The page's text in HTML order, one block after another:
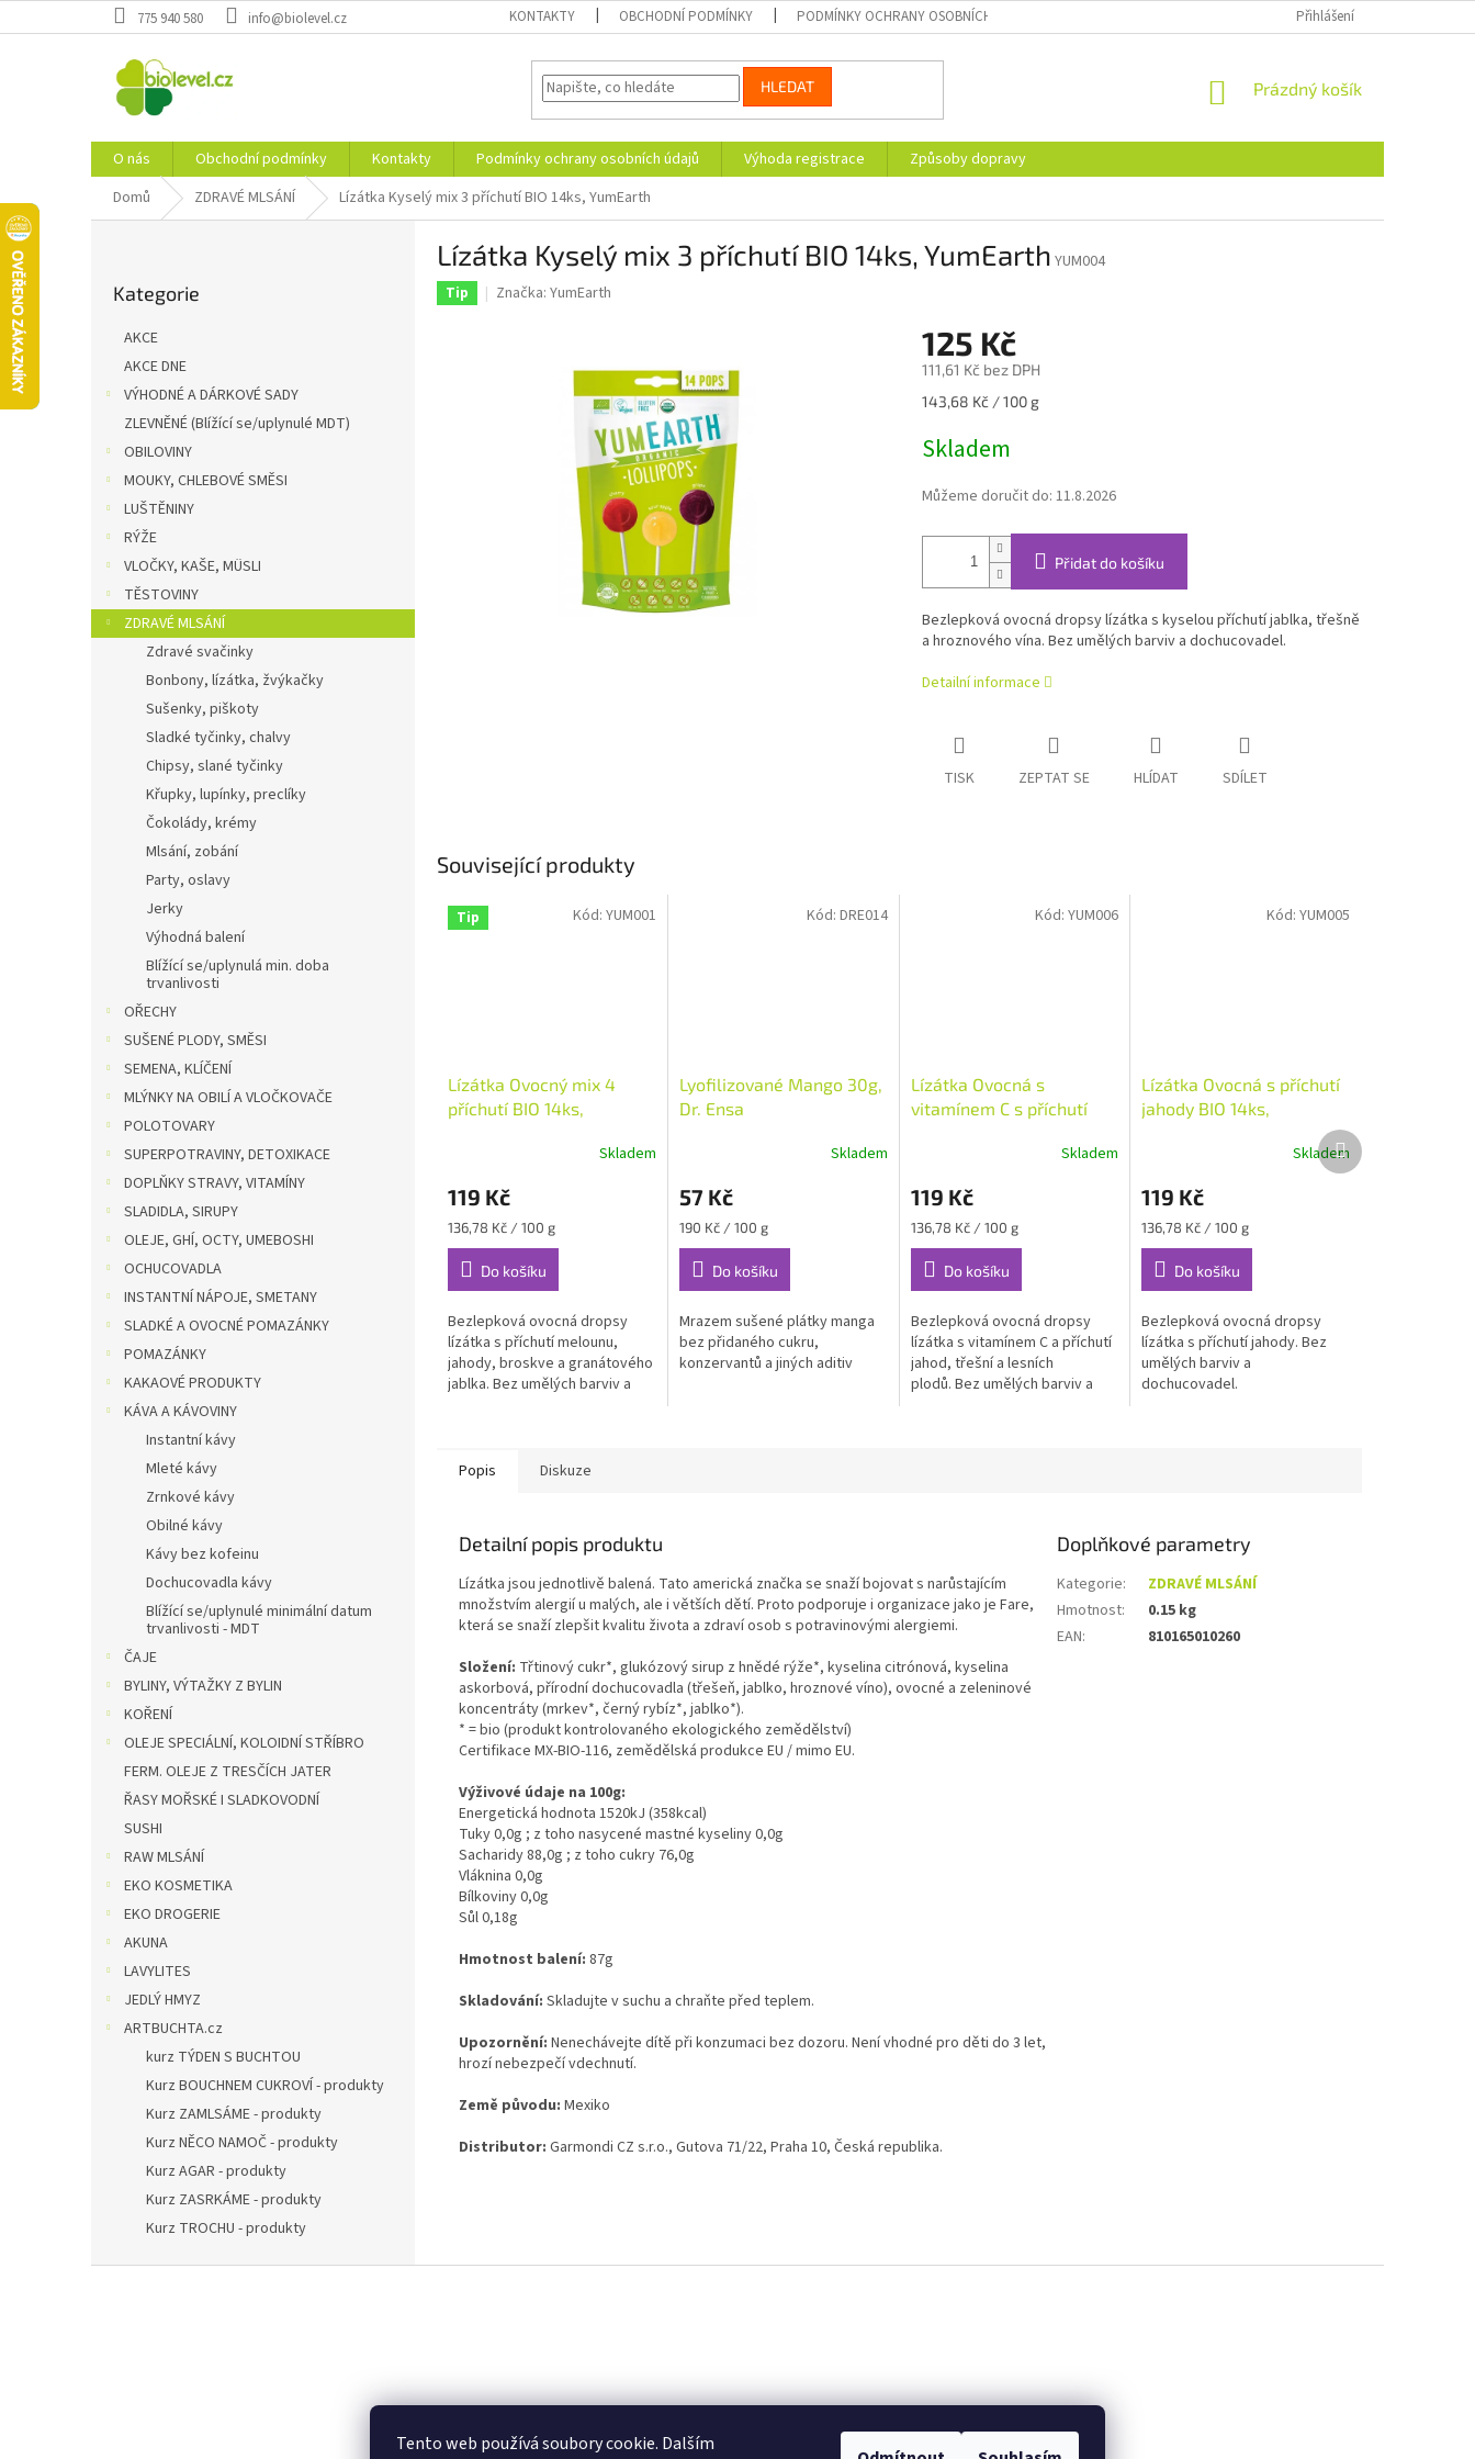
Tento web používá soubory cookie. Dalším
na
775 940 580 info@biolevel.cz KONTAKTY OBCHODNÍ PODMÍNKY PODMÍNKY OCHRANY OSOBNÍCH ÚDAJŮ Přihlášení
HLEDAT
NÁKUPNÍ
Prázdný košík
O nás Obchodní podmínky Kontakty Podmínky ochrany osobních údajů Výhoda registrace
Způsoby dopravy
Domů
ZDRAVÉ MLSÁNÍ Lízátka Kyselý mix 3 příchutí BIO 14ks, YumEarth
kategorie
Kategorie
AKCE
AKCE DNE
VÝHODNÉ A DÁRKOVÉ SADY
ZLEVNĚNÉ (Blížící se/uplynulé MDT)
OBILOVINY
MOUKY, CHLEBOVÉ SMĚSI
LUŠTĚNINY
RÝŽE
VLOČKY, KAŠE, MÜSLI
TĚSTOVINY
ZDRAVÉ MLSÁNÍ
Zdravé svačinky
Bonbony, lízátka, žvýkačky
Sušenky, piškoty
Sladké tyčinky, chalvy
Chipsy, slané tyčinky
Křupky, lupínky, preclíky
Čokolády, krémy
Mlsání, zobání
Party, oslavy
Jerky
Výhodná balení
Blížící se/uplynulá min. doba
trvanlivosti
OŘECHY
SUŠENÉ PLODY, SMĚSI
SEMENA, KLÍČENÍ
MLÝNKY NA OBILÍ A VLOČKOVAČE
POLOTOVARY
SUPERPOTRAVINY, DETOXIKACE
DOPLŇKY STRAVY, VITAMÍNY
SLADIDLA, SIRUPY
OLEJE, GHÍ, OCTY, UMEBOSHI
OCHUCOVADLA
INSTANTNÍ NÁPOJE, SMETANY
SLADKÉ A OVOCNÉ POMAZÁNKY
POMAZÁNKY
KAKAOVÉ PRODUKTY
KÁVA A KÁVOVINY
Instantní kávy
Mleté kávy
Zrnkové kávy
Obilné kávy
Kávy bez kofeinu
Dochucovadla kávy
Blížící se/uplynulé minimální datum
trvanlivosti - MDT
ČAJE
BYLINY, VÝTAŽKY Z BYLIN
KOŘENÍ
OLEJE SPECIÁLNÍ, KOLOIDNÍ STŘÍBRO
FERM. OLEJE Z TRESČÍCH JATER
ŘASY MOŘSKÉ I SLADKOVODNÍ
SUSHI
RAW MLSÁNÍ
EKO KOSMETIKA
EKO DROGERIE
AKUNA
LAVYLITES
JEDLÝ HMYZ
ARTBUCHTA.cz
kurz TÝDEN S BUCHTOU
Kurz BOUCHNEM CUKROVÍ - produkty
Kurz ZAMLSÁME - produkty
Kurz NĚCO NAMOČ - produkty
Kurz AGAR - produkty
Kurz ZASRKÁME - produkty
Kurz TROCHU - produkty
Lízátka Kyselý mix 3 příchutí BIO 14ks, YumEarth YUM004
Tip Značka: YumEarth
125 Kč
111,61 Kč bez DPH
Měrná
143,68 Kč / 100 g
Skladem
Můžeme doručit do: 11.8.2026
Přidat do košíku
Bezlepková ovocná dropsy lízátka s kyselou příchutí jablka, třešně
a hroznového vína. Bez umělých barviv a dochucovadel.
Detailní informace
TISK ZEPTAT SE HLÍDAT SDÍLET
Související produkty
Tip
Lízátka Ovocný mix 4
příchutí BIO 14ks,
Skladem
119 Kč
Měrná
cena:
136,78 Kč / 100 g
Do košíku
Bezlepková ovocná dropsy
lízátka s příchutí melounu,
jahody, broskve a granátového
jablka. Bez umělých barviv a
Kód: YUM001
Lyofilizované Mango 30g,
Dr. Ensa
Skladem
57 Kč
Měrná
cena:
190 Kč / 100 g
Do košíku
Mrazem sušené plátky manga
bez přidaného cukru,
konzervantů a jiných aditiv
Kód: DRE014
Lízátka Ovocná s
vitamínem C s příchutí
plodů BIO 14ks, YumEarth
Skladem
119 Kč
Měrná
cena:
136,78 Kč / 100 g
Do košíku
Bezlepková ovocná dropsy
lízátka s vitamínem C a příchutí
jahod, třešní a lesních
plodů. Bez umělých barviv a
Kód:YUM006
Lízátka Ovocná s příchutí
jahody BIO 14ks,
Skladem
119 Kč
Měrná
cena:
136,78 Kč / 100 g
Do košíku
Bezlepková ovocná dropsy
lízátka s příchutí jahody. Bez
umělých barviv a
dochucovadel.
Kód: YUM005
Další
produkt
Popis Diskuze
Detailní popis produktu
Lízátka jsou jednotlivě balená. Tato americká značka se snaží bojovat s narůstajícím
množstvím alergií u malých, ale i větších dětí. Proto podporuje i organizace jako je Fare,
která se snaží zlepšit kvalitu života a zdraví osob s potravinovými alergiemi.
Složení: Třtinový cukr*, glukózový sirup z hnědé rýže*, kyselina citrónová, kyselina
askorbová, přírodní dochucovadla (třešeň, jablko, hroznové víno), ovocné a zeleninové
koncentráty (mrkev*, černý rybíz*, jablko*).
* = bio (produkt kontrolovaného ekologického zemědělství)
Certifikace MX-BIO-116, zemědělská produkce EU / mimo EU.
Výživové údaje na 100g:
Energetická hodnota 1520kJ (358kcal)
Tuky 0,0g ; z toho nasycené mastné kyseliny 0,0g
Sacharidy 88,0g ; z toho cukry 76,0g
Vláknina 0,0g
Bílkoviny 0,0g
Sůl 0,18g
Hmotnost balení: 87g
Skladování: Skladujte v suchu a chraňte před teplem.
Upozornění: Nenechávejte dítě při konzumaci bez dozoru. Není vhodné pro děti do 3 let,
hrozí nebezpečí vdechnutí.
Země původu: Mexiko
Distributor: Garmondi CZ s.r.o., Gutova 71/22, Praha 10, Česká republika.
Doplňkové parametry
Kategorie:
ZDRAVÉ MLSÁNÍ
Hmotnost:
0.15 kg
EAN: 810165010260